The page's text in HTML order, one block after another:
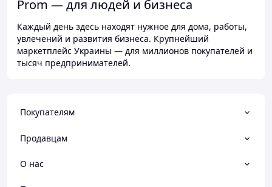
Prom — для людей и бизнеса
Каждый день здесь находят нужное для дома, работы,
увлечений и развития бизнеса. Крупнейший
маркетплейс Украины — для миллионов покупателей и
тысяч предпринимателей.
Покупателям
Продавцам
О нас